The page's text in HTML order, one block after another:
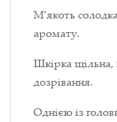
М’якоть
аромату.
Шкірка щільна,
дозрівання.
Однією із